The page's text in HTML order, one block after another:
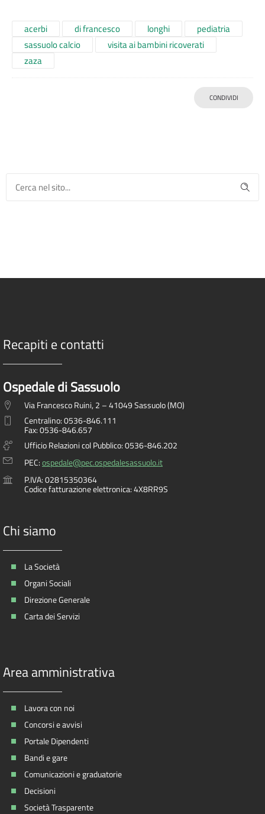
acerbi di francesco longhi
pediatria
sassuolo calcio
visita ai bambini ricoverati
zaza
CONDIVIDI
Recapiti e contatti
Ospedale di Sassuolo
Via Francesco Ruini, 2 – 41049 Sassuolo (MO)
Centralino: 0536-846.111
Fax: 0536-846.657
Ufficio Relazioni col Pubblico: 0536-846.202
PEC:ospedale@pec.ospedalesassuolo.it
P.IVA: 02815350364
Codice fatturazione elettronica: 4X8RR9S
Chi siamo
La Società
Organi Sociali
Direzione Generale
Carta dei Servizi
Area amministrativa
Lavora con noi
Concorsi e avvisi
Portale Dipendenti
Bandi e gare
Comunicazioni e graduatorie
Decisioni
Società Trasparente